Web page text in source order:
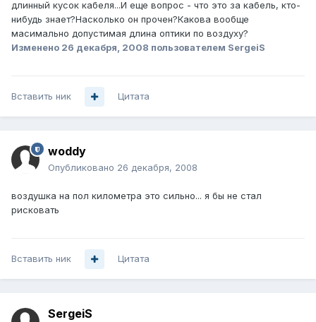
длинный кусок кабеля...И еще вопрос - что это за кабель, кто-
нибудь знает?Насколько он прочен?Какова вообще
масимально допустимая длина оптики по воздуху?
Изменено 26 декабря, 2008 пользователем SergeiS
Вставить ник Цитата
woddy
Опубликовано 26 декабря, 2008
воздушка на пол километра это сильно... я бы не стал
рисковать
Вставить ник Цитата
SergeiS